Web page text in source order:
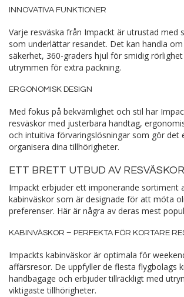
INNOVATIVA FUNKTIONER
Varje resväska från Impackt är utrustad med
som underlättar resandet. Det kan handla
säkerhet, 360-graders hjul för smidig
utrymmen för extra packning.
ERGONOMISK DESIGN
Med fokus på bekvämlighet och stil har
resväskor med justerbara handtag,
och intuitiva förvaringslösningar som gör det
organisera dina tillhörigheter.
ETT BRETT UTBUD AV RESVÄSKOR
Impackt erbjuder ett imponerande sortiment
kabinväskor som är designade för att möta
preferenser. Här är några av deras mest
KABINVÄSKOR – PERFEKTA FÖR KORTARE
Impackts kabinväskor är optimala för
affärsresor. De uppfyller de flesta flygbolags
handbagage och erbjuder tillräckligt med
viktigaste tillhörigheter.